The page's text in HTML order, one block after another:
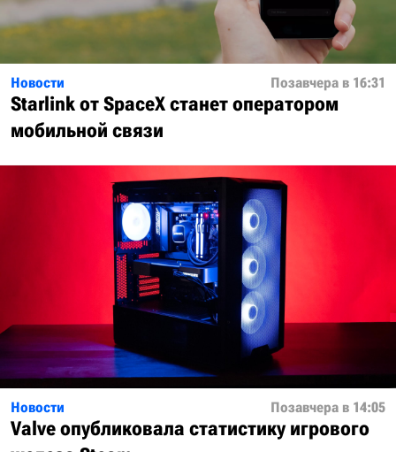
Новости Позавчера в 16:31
Starlink от SpaceX станет оператором
мобильной связи
Новости Позавчера в 14:05
Valve опубликовала статистику игрового